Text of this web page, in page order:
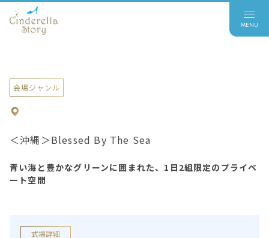
会場ジャンル
＜沖縄＞Blessed By The Sea
青い海と豊かなグリーンに囲まれた、1日2組限定のプライベ
ート空間
式場詳細